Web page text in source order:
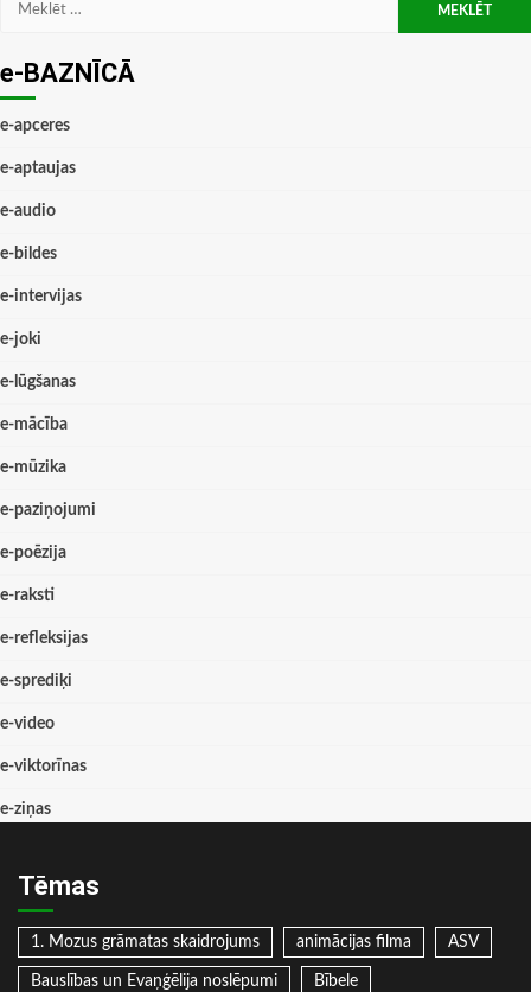
e-BAZNĪCĀ
e-apceres
e-aptaujas
e-audio
e-bildes
e-intervijas
e-joki
e-lūgšanas
e-mācība
e-mūzika
e-paziņojumi
e-poēzija
e-raksti
e-refleksijas
e-sprediķi
e-video
e-viktorīnas
e-ziņas
Tēmas
1. Mozus grāmatas skaidrojums animācijas filma ASV
Bauslības un Evaņģēlija noslēpumi Bībele